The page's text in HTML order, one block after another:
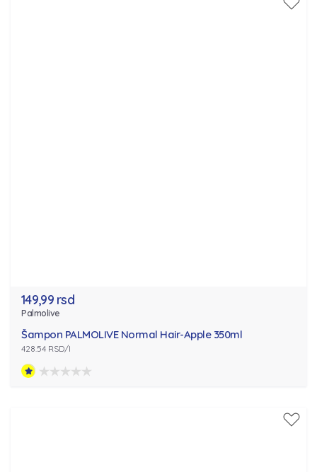
149,99 rsd
Palmolive
Šampon PALMOLIVE Normal Hair-Apple 350ml
428.54 RSD/l